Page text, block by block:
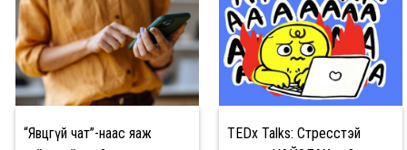
“Явцгүй чат”-наас яаж
TEDx Talks: Стресстэй